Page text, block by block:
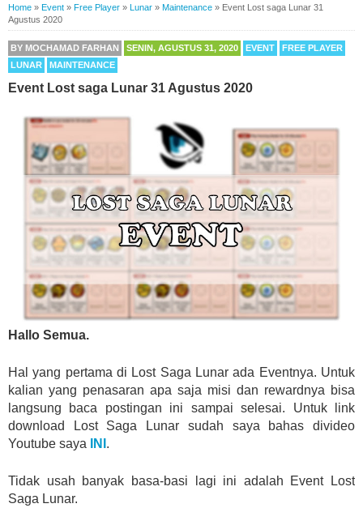
Home » Event » Free Player » Lunar » Maintenance » Event Lost saga Lunar 31
Agustus 2020
BY MOCHAMAD FARHAN SENIN, AGUSTUS 31, 2020 EVENT
FREE PLAYER
LUNAR
MAINTENANCE
Event Lost saga Lunar 31 Agustus 2020
Hallo Semua.
Hal yang pertama di Lost Saga Lunar ada Eventnya. Untuk
kalian yang penasaran apa saja misi dan rewardnya bisa
langsung baca postingan ini sampai selesai. Untuk link
download Lost Saga Lunar sudah saya bahas divideo
Youtube saya
INI .
Tidak usah banyak basa-basi lagi ini adalah Event Lost
Saga Lunar.